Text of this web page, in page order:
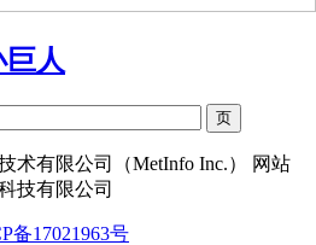
人
术有限公司（MetInfo Inc.） 网站
技有限公司
备17021963号